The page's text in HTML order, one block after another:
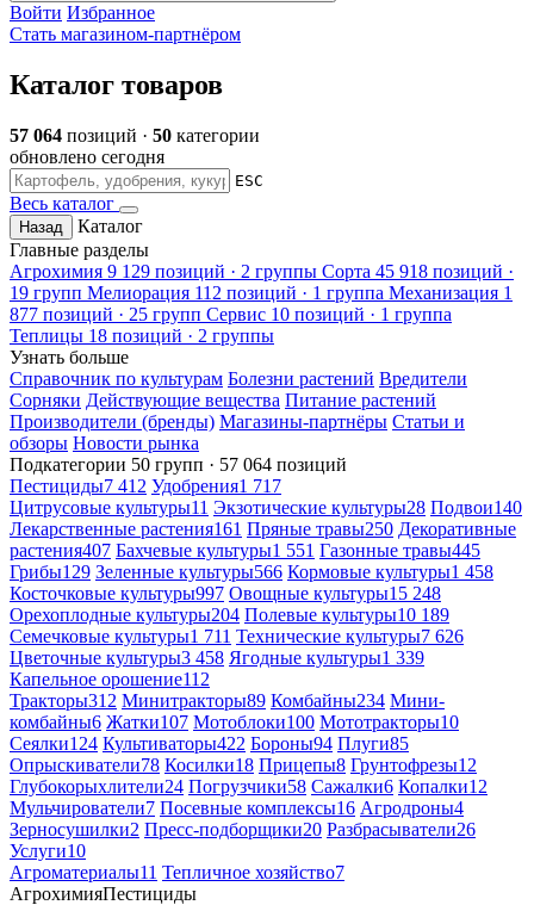
Войти Избранное
Стать магазином-партнёром
Каталог товаров
57 064 позиций · 50 категории
обновлено сегодня
ESC
Весь каталог
Назад
Каталог
Главные разделы
Агрохимия 9 129 позиций · 2 группы Сорта 45 918 позиций ·
19 групп Мелиорация 112 позиций · 1 группа Механизация 1
877 позиций · 25 групп Сервис 10 позиций · 1 группа
Теплицы 18 позиций · 2 группы
Узнать больше
Справочник по культурам Болезни растений Вредители
Сорняки Действующие вещества Питание растений
Производители (бренды) Магазины-партнёры Статьи и
обзоры Новости рынка
Подкатегории 50 групп · 57 064 позиций
Пестициды7 412 Удобрения1 717
Цитрусовые культуры11 Экзотические культуры28 Подвои140
Лекарственные растения161 Пряные травы250 Декоративные
растения407 Бахчевые культуры1 551 Газонные травы445
Грибы129 Зеленные культуры566 Кормовые культуры1 458
Косточковые культуры997 Овощные культуры15 248
Орехоплодные культуры204 Полевые культуры10 189
Семечковые культуры1 711 Технические культуры7 626
Цветочные культуры3 458 Ягодные культуры1 339
Капельное орошение112
Тракторы312 Минитракторы89 Комбайны234 Мини-
комбайны6 Жатки107 Мотоблоки100 Мототракторы10
Сеялки124 Культиваторы422 Бороны94 Плуги85
Опрыскиватели78 Косилки18 Прицепы8 Грунтофрезы12
Глубокорыхлители24 Погрузчики58 Сажалки6 Копалки12
Мульчирователи7 Посевные комплексы16 Агродроны4
Зерносушилки2 Пресс-подборщики20 Разбрасыватели26
Услуги10
Агроматериалы11 Тепличное хозяйство7
АгрохимияПестициды